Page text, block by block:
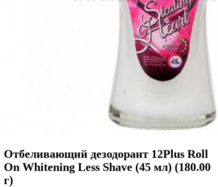
Отбеливающий дезодорант 12Plus Roll
On Whitening Less Shave (45 мл) (180.00
г)